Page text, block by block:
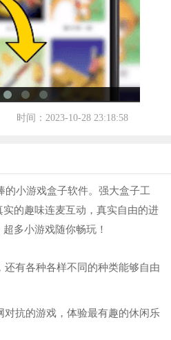
时间：2023-10-28 23:18:58
的小游戏盒子软件。强大盒子工
的趣味连麦互动，真实自由的进
多小游戏随你畅玩！
还有各种各样不同的种类能够自由
对抗的游戏，体验最有趣的休闲乐